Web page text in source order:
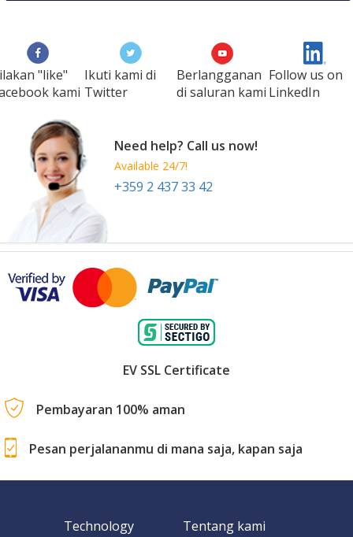
"like"
kami
Ikuti kami di
Twitter
Berlangganan
di saluran kami
Follow us on
LinkedIn
Need help? Call us now!
Available 24/7!
+359 2 437 33 42
EV SSL Certificate
Pembayaran 100% aman
Pesan perjalananmu di mana saja, kapan saja
Technology
Tentang kami